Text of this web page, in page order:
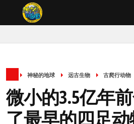
神秘的地球 远古生物 古爬行动物
微小的3.5亿年
了最早的四足